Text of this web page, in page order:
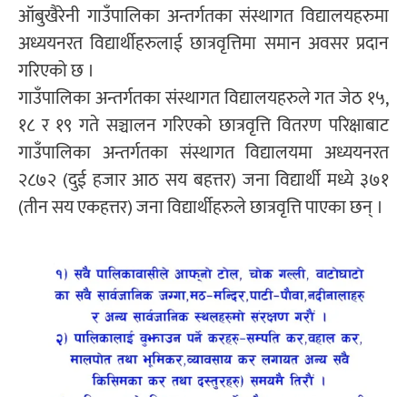
ऑबुखैरेनी गाउँपालिका अन्तर्गतका संस्थागत विद्यालयहरुमा
अध्ययनरत विद्यार्थीहरुलाई छात्रवृत्तिमा समान अवसर प्रदान
गरिएको छ ।
गाउँपालिका अन्तर्गतका संस्थागत विद्यालयहरुले गत जेठ १५,
१८ र १९ गते सञ्चालन गरिएको छात्रवृत्ति वितरण परिक्षाबाट
गाउँपालिका अन्तर्गतका संस्थागत विद्यालयमा अध्ययनरत
२८७२ (दुई हजार आठ सय बहत्तर) जना विद्यार्थी मध्ये ३७१
(तीन सय एकहत्तर) जना विद्यार्थीहरुले छात्रवृत्ति पाएका छन् ।